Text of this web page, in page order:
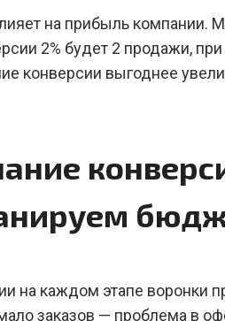
на прибыль компании.
2% будет 2 продажи,
конверсии выгоднее
на каждом этапе воронки
заказов — проблема в